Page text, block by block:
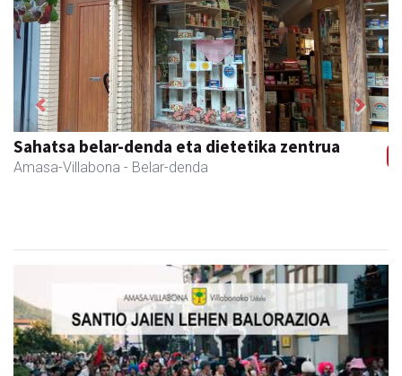
Iraola aholkularitza
Amasa-Villabona - Abokatuak
Previous Next